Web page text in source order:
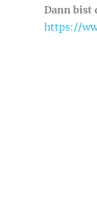
Dann bist
https://